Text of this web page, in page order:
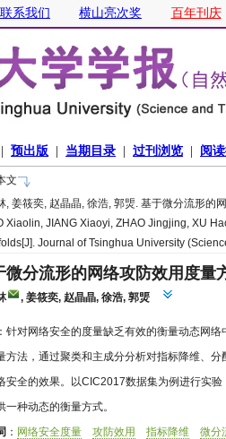
文
, 姜筱奕, 赵晶晶, 徐浩, 郭煚. 基于微分流形
Xiaolin, JIANG Xiaoyi, ZHAO Jingjing, XU
Journal of Tsinghua University
微分流形的网络攻防效用度量
, 姜筱奕, 赵晶晶, 徐浩, 郭煚
：针对网络安全的度量缺乏有效的衡量动态网
方法，通过聚类和主成分分析对指标降维、
安全的效果。以CIC2017数据集为例进行实
一种动态的衡量方式。
： 网络安全度量 攻防效用 指标降维 微分